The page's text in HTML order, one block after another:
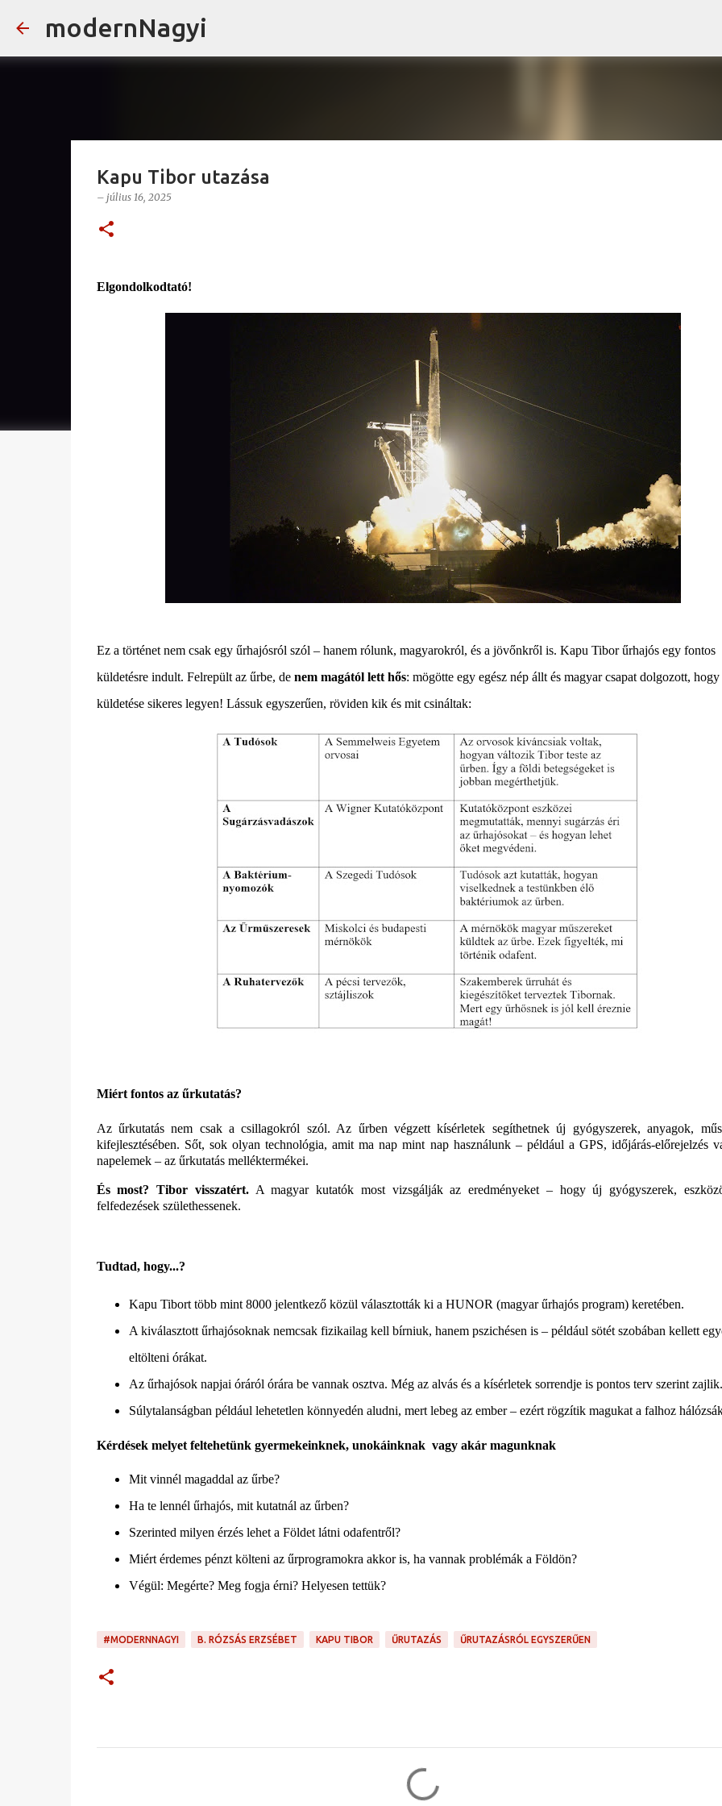
modernNagyi
Kapu Tibor utazása
– július 16, 2025
Elgondolkodtató!
Ez a történet nem csak egy űrhajósról szól – hanem rólunk, magyarokról, és a jövőnkről is. Kapu Tibor űrhajós egy fontos
küldetésre indult. Felrepült az űrbe, de nem magától lett hős: mögötte egy egész nép állt és magyar csapat dolgozott, hogy
küldetése sikeres legyen! Lássuk egyszerűen, röviden kik és mit csináltak:
Miért fontos az űrkutatás?
Az űrkutatás nem csak a csillagokról szól. Az űrben végzett kísérletek segíthetnek új gyógyszerek, anyagok,
kifejlesztésében. Sőt, sok olyan technológia, amit ma nap mint nap használunk – például a GPS, időjárás-előrejelzés
napelemek – az űrkutatás melléktermékei.
És most? Tibor visszatért.A magyar kutatók most vizsgálják az eredményeket – hogy új gyógyszerek,
felfedezések születhessenek.
Tudtad, hogy...?
Kapu Tibort több mint 8000 jelentkező közül választották ki a HUNOR (magyar űrhajós program) keretében.
A kiválasztott űrhajósoknak nemcsak fizikailag kell bírniuk, hanem pszichésen is – például sötét szobában kellett
eltölteni órákat.
Az űrhajósok napjai óráról órára be vannak osztva. Még az alvás és a kísérletek sorrendje is pontos terv szerint zajlik.
Súlytalanságban például lehetetlen könnyedén aludni, mert lebeg az ember – ezért rögzítik magukat a falhoz
Kérdések melyet feltehetünk gyermekeinknek, unokáinknak vagy akár magunknak
Mit vinnél magaddal az űrbe?
Ha te lennél űrhajós, mit kutatnál az űrben?
Szerinted milyen érzés lehet a Földet látni odafentről?
Miért érdemes pénzt költeni az űrprogramokra akkor is, ha vannak problémák a Földön?
Végül: Megérte? Meg fogja érni? Helyesen tettük?
#MODERNNAGYI B. RÓZSÁS ERZSÉBET KAPU TIBOR ŰRUTAZÁS ŰRUTAZÁSRÓL EGYSZERŰEN